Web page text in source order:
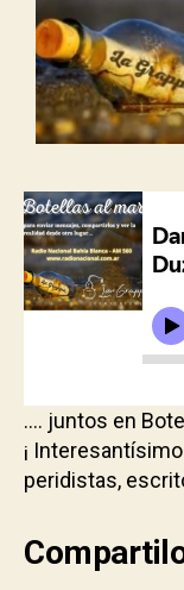
…. juntos en
¡
peridistas,